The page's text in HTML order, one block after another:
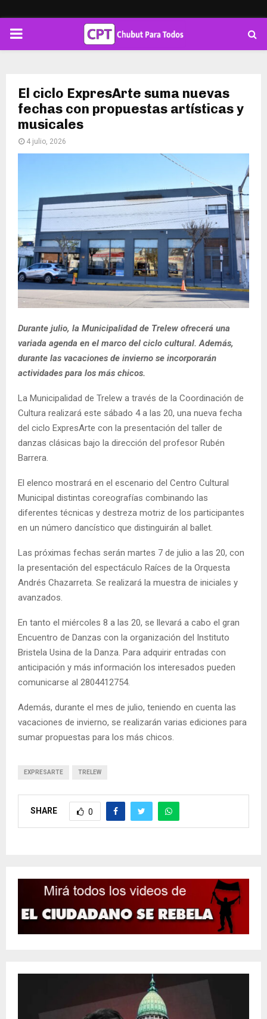
PRIMARY
El ciclo ExpresArte suma nuevas
fechas con propuestas artísticas y
musicales
4 julio, 2026
Durante julio, la Municipalidad de Trelew ofrecerá una
variada agenda en el marco del ciclo cultural. Además,
durante las vacaciones de invierno se incorporarán
actividades para los más chicos.
La Municipalidad de Trelew a través de la Coordinación de
Cultura realizará este sábado 4 a las 20, una nueva fecha
del ciclo ExpresArte con la presentación del taller de
danzas clásicas bajo la dirección del profesor Rubén
Barrera.
El elenco mostrará en el escenario del Centro Cultural
Municipal distintas coreografías combinando las
diferentes técnicas y destreza motriz de los participantes
en un número dancístico que distinguirán al ballet.
Las próximas fechas serán martes 7 de julio a las 20, con
la presentación del espectáculo Raíces de la Orquesta
Andrés Chazarreta. Se realizará la muestra de iniciales y
avanzados.
En tanto el miércoles 8 a las 20, se llevará a cabo el gran
Encuentro de Danzas con la organización del Instituto
Bristela Usina de la Danza. Para adquirir entradas con
anticipación y más información los interesados pueden
comunicarse al 2804412754.
Además, durante el mes de julio, teniendo en cuenta las
vacaciones de invierno, se realizarán varias ediciones para
sumar propuestas para los más chicos.
EXPRESARTE TRELEW
SHARE 0